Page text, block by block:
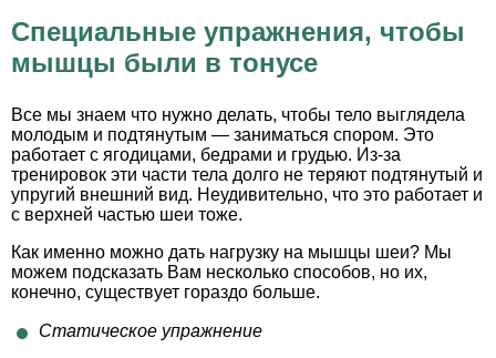
Специальные упражнения, чтобы
мышцы были в тонусе
Все мы знаем что нужно делать, чтобы тело выглядела
молодым и подтянутым — заниматься спором. Это
работает с ягодицами, бедрами и грудью. Из-за
тренировок эти части тела долго не теряют подтянутый и
упругий внешний вид. Неудивительно, что это работает и
с верхней частью шеи тоже.
Как именно можно дать нагрузку на мышцы шеи? Мы
можем подсказать Вам несколько способов, но их,
конечно, существует гораздо больше.
Статическое упражнение